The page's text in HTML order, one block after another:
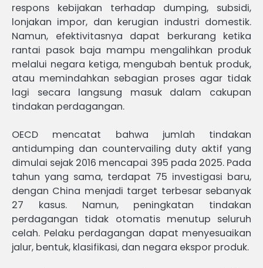
respons kebijakan terhadap dumping, subsidi,
lonjakan impor, dan kerugian industri domestik.
Namun, efektivitasnya dapat berkurang ketika
rantai pasok baja mampu mengalihkan produk
melalui negara ketiga, mengubah bentuk produk,
atau memindahkan sebagian proses agar tidak
lagi secara langsung masuk dalam cakupan
tindakan perdagangan.
OECD mencatat bahwa jumlah tindakan
antidumping dan countervailing duty aktif yang
dimulai sejak 2016 mencapai 395 pada 2025. Pada
tahun yang sama, terdapat 75 investigasi baru,
dengan China menjadi target terbesar sebanyak
27 kasus. Namun, peningkatan tindakan
perdagangan tidak otomatis menutup seluruh
celah. Pelaku perdagangan dapat menyesuaikan
jalur, bentuk, klasifikasi, dan negara ekspor produk.